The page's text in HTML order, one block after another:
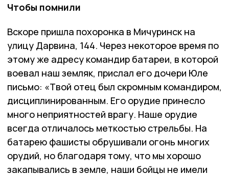
Чтобы помнили
Вскоре пришла похоронка в Мичуринск на
улицу Дарвина, 144. Через некоторое время по
этому же адресу командир батареи, в которой
воевал наш земляк, прислал его дочери Юле
письмо: «Твой отец был скромным командиром,
дисциплинированным. Его орудие принесло
много неприятностей врагу. Наше орудие
всегда отличалось меткостью стрельбы. На
батарею фашисты обрушивали огонь многих
орудий, но благодаря тому, что мы хорошо
закапывались в земле, наши бойцы не имели